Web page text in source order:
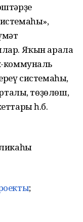
Яҡын арала
коммуналь
системаһы,
төҙөлөш,
һ.б.
;